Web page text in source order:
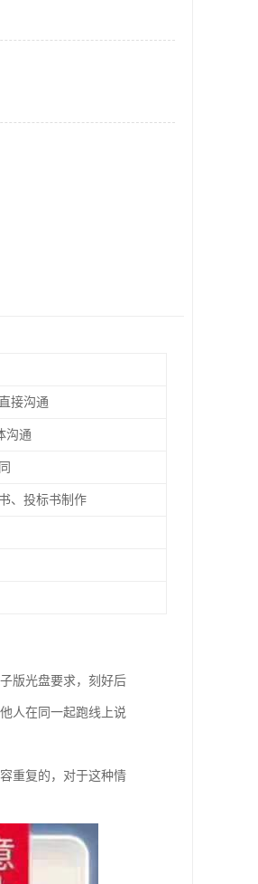
接沟通
沟通
、投标书制作
版光盘要求，刻好后
人在同一起跑线上说
重复的，对于这种情